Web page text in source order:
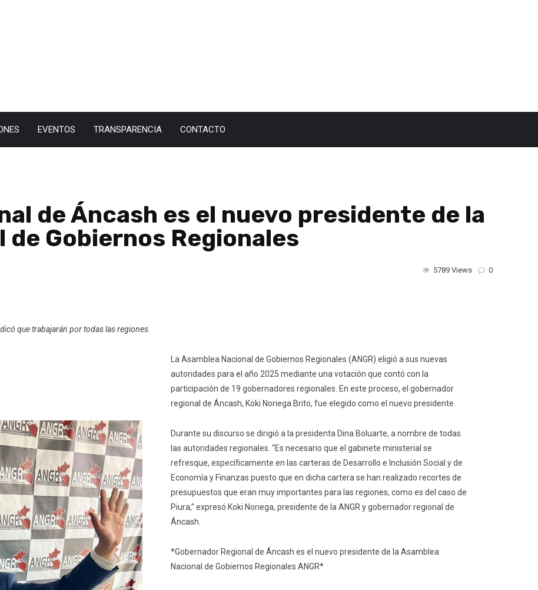
EVENTOS TRANSPARENCIA CONTACTO
de Áncash es el nuevo presidente de la
de Gobiernos Regionales
0
5789 Views
que trabajarán por todas las regiones.
La Asamblea Nacional de Gobiernos Regionales (ANGR) eligió a sus nuevas
autoridades para el año 2025 mediante una votación que contó con la
participación de 19 gobernadores regionales. En este proceso, el gobernador
regional de Áncash, Koki Noriega Brito, fue elegido como el nuevo presidente.
Durante su discurso se dirigió a la presidenta Dina Boluarte, a nombre de todas
las autoridades regionales. “Es necesario que el gabinete ministerial se
refresque, específicamente en las carteras de Desarrollo e Inclusión Social y de
Economía y Finanzas puesto que en dicha cartera se han realizado recortes de
presupuestos que eran muy importantes para las regiones, como es del caso de
Piura,” expresó Koki Noriega, presidente de la ANGR y gobernador regional de
Áncash.
*Gobernador Regional de Áncash es el nuevo presidente de la Asamblea
Nacional de Gobiernos Regionales ANGR*